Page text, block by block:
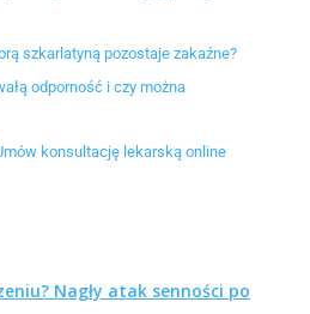
szkarlatyną pozostaje zakaźne?
odporność i czy można
konsultację lekarską online
Nagły atak senności po